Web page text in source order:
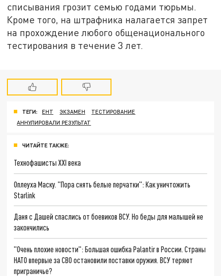
списывания грозит семью годами тюрьмы.
Кроме того, на штрафника налагается запрет
на прохождение любого общенационального
тестирования в течение 3 лет.
ТЕГИ: ЕНТ ЭКЗАМЕН
ТЕСТИРОВАНИЕ
АННУЛИРОВАЛИ РЕЗУЛЬТАТ
ЧИТАЙТЕ ТАКЖЕ:
Технофашисты XXI века
Оплеуха Маску. "Пора снять белые перчатки": Как уничтожить
Starlink
Даня с Дашей спаслись от боевиков ВСУ. Но беды для малышей не
закончились
"Очень плохие новости": Большая ошибка Palantir в России. Страны
НАТО впервые за СВО остановили поставки оружия. ВСУ теряют
приграничье?